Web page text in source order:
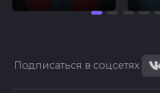
Подписаться в соцсетях